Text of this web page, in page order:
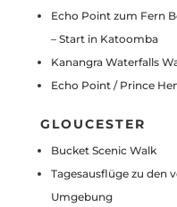
Echo Point zum Fern
– Start in Katoomba
Kanangra Waterfalls
Echo Point / Prince
GLOUCESTER
Bucket Scenic Walk
Tagesausflüge zu den
Umgebung